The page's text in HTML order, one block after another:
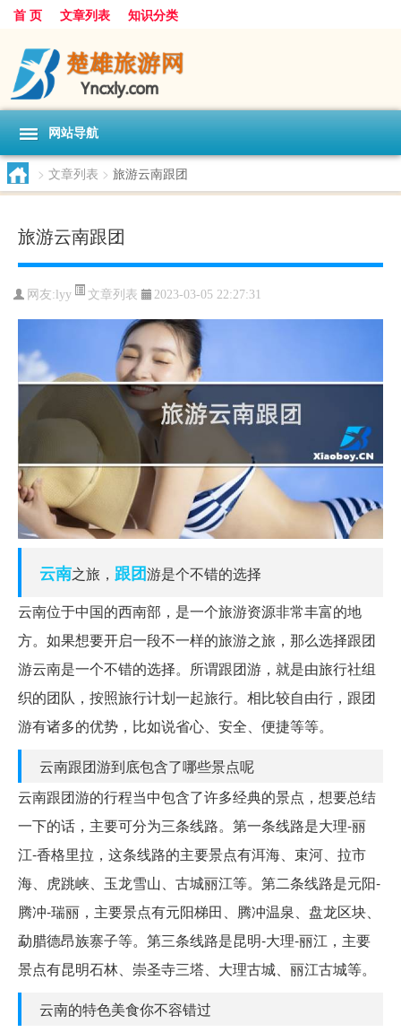
首 页 文章列表 知识分类
网站导航
> 文章列表 > 旅游云南跟团
旅游云南跟团
网友: lyy 文章列表 2023-03-05 22:27:31
云南之旅， 跟团游是个不错的选择
云南位于中国的西南部，是一个旅游资源非常丰富的地
方。如果想要开启一段不一样的旅游之旅，那么选择跟团
游云南是一个不错的选择。所谓跟团游，就是由旅行社组
织的团队，按照旅行计划一起旅行。相比较自由行，跟团
游有诸多的优势，比如说省心、安全、便捷等等。
云南跟团游到底包含了哪些景点呢
云南跟团游的行程当中包含了许多经典的景点，想要总结
一下的话，主要可分为三条线路。第一条线路是大理-丽
江-香格里拉，这条线路的主要景点有洱海、束河、拉市
海、虎跳峡、玉龙雪山、古城丽江等。第二条线路是元阳-
腾冲-瑞丽，主要景点有元阳梯田、腾冲温泉、盘龙区块、
勐腊德昂族寨子等。第三条线路是昆明-大理-丽江，主要
景点有昆明石林、崇圣寺三塔、大理古城、丽江古城等。
云南的特色美食你不容错过